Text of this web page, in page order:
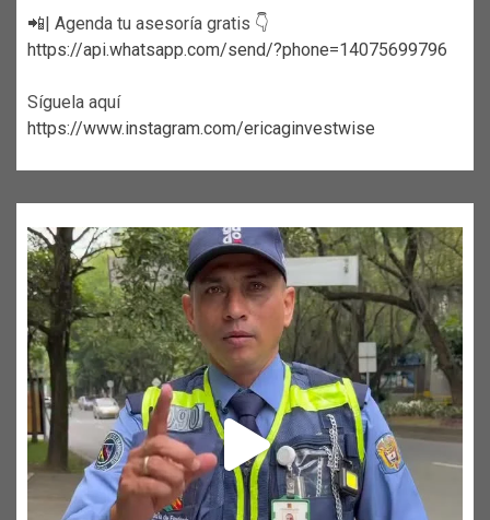
📲| Agenda tu asesoría gratis 👇
https://api.whatsapp.com/send/?phone=14075699796
Síguela aquí
https://www.instagram.com/ericaginvestwise